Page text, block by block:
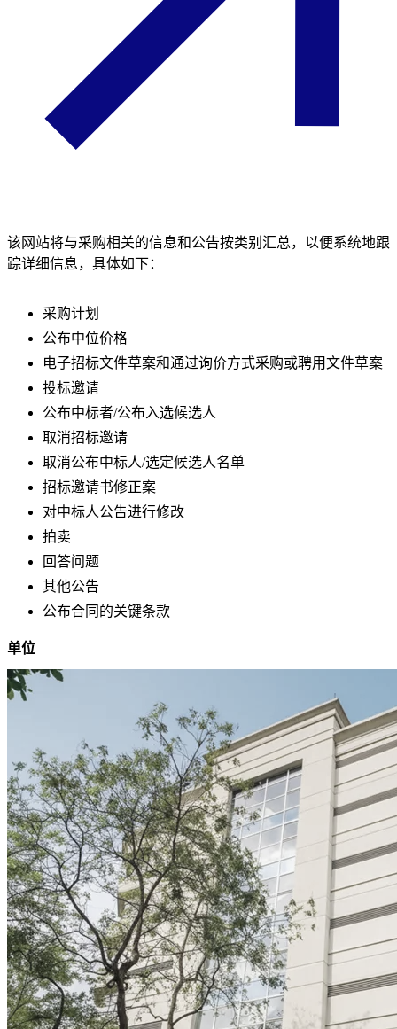
该网站将与采购相关的信息和公告按类别汇总，以便系统地跟
踪详细信息，具体如下：
采购计划
公布中位价格
电子招标文件草案和通过询价方式采购或聘用文件草案
投标邀请
公布中标者/公布入选候选人
取消招标邀请
取消公布中标人/选定候选人名单
招标邀请书修正案
对中标人公告进行修改
拍卖
回答问题
其他公告
公布合同的关键条款
单位